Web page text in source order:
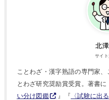
北
サイ
ことわざ・漢字熟語の専門家
とわざ研究奨励賞受賞。著書に
い分け図鑑
』『 〈試験に出